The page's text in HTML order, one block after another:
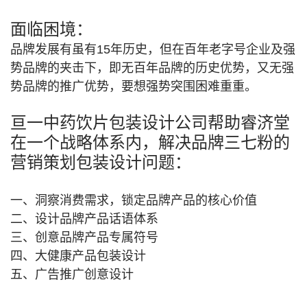
面临困境：
品牌发展有虽有15年历史，但在百年老字号企业及强
势品牌的夹击下，即无百年品牌的历史优势，又无强
势品牌的推广优势，要想强势突围困难重重。
亘一中药饮片包装设计公司帮助睿济堂
在一个战略体系内，解决品牌三七粉的
营销策划包装设计问题：
一、洞察消费需求，锁定品牌产品的核心价值
二、设计品牌产品话语体系
三、创意品牌产品专属符号
四、大健康产品包装设计
五、广告推广创意设计